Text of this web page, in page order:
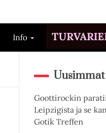
Info
Uusimmat
Goottirockin
Leipzigista ja se
Gotik Treffen